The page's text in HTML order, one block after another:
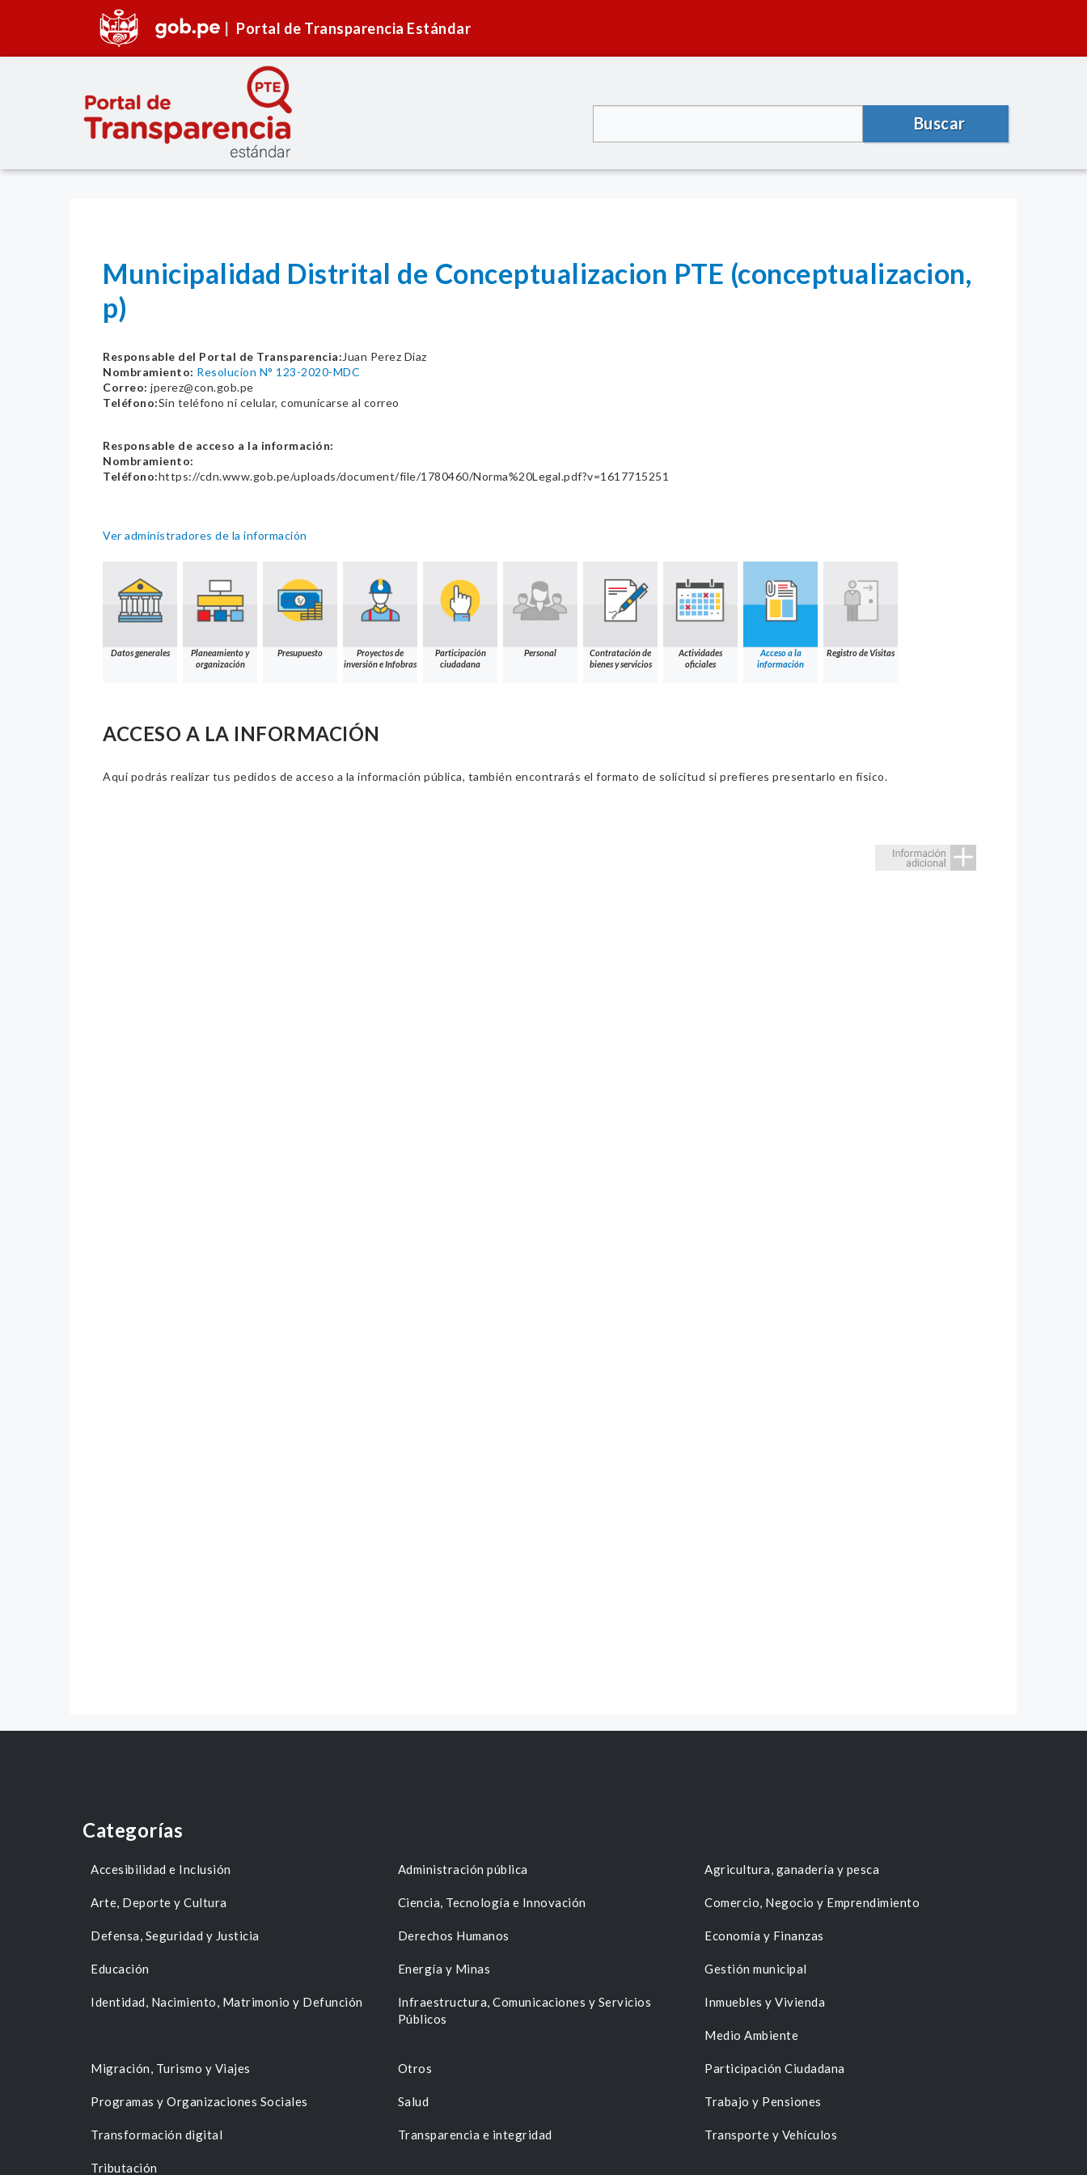
Portal de Transparencia Estándar
Buscar
Municipalidad Distrital de Conceptualizacion PTE (conceptualizacion,
p)
Responsable del Portal de Transparencia: Juan Perez Diaz
Nombramiento: Resolucion N° 123-2020-MDC
Correo: jperez@con.gob.pe
Teléfono:Sin teléfono ni celular, comunicarse al correo
Responsable de acceso a la información:
Nombramiento:
Teléfono:https://cdn.www.gob.pe/uploads/document/file/1780460/Norma%20Legal.pdf?v=1617715251
Ver administradores de la información
Datos generales
Planeamiento y
organización
Presupuesto
Proyectos de
inversión e Infobras
Participación
ciudadana
Personal
Contratación de
bienes y servicios
Actividades
oficiales
Acceso a la
información
Registro de Visitas
ACCESO A LA INFORMACIÓN
Aquí podrás realizar tus pedidos de acceso a la información pública, también encontrarás el formato de solicitud si prefieres presentarlo en físico.
Categorías
Accesibilidad e Inclusión Administración pública Agricultura, ganadería y pesca
Arte, Deporte y Cultura Ciencia, Tecnología e Innovación Comercio, Negocio y Emprendimiento
Defensa, Seguridad y Justicia Derechos Humanos Economía y Finanzas
Educación Energía y Minas Gestión municipal
Identidad, Nacimiento, Matrimonio y Defunción
Infraestructura, Comunicaciones y Servicios
Públicos
Inmuebles y Vivienda
Medio Ambiente
Migración, Turismo y Viajes Otros Participación Ciudadana
Programas y Organizaciones Sociales Salud Trabajo y Pensiones
Transformación digital Transparencia e integridad Transporte y Vehículos
Tributación